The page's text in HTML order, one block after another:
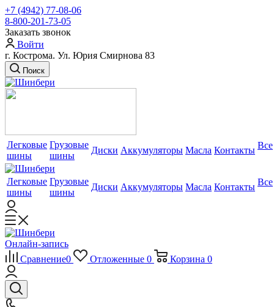
+7 (4942) 77-08-06
8-800-201-73-05
Заказать звонок
Войти
г. Кострома. Ул. Юрия Смирнова 83
Поиск
Легковые
шины
Грузовые
шины
Диски Аккумуляторы Масла Контакты Все
Легковые
шины
Грузовые
шины
Диски Аккумуляторы Масла Контакты Все
Онлайн-запись
Сравнение0 Отложенные 0 Корзина 0